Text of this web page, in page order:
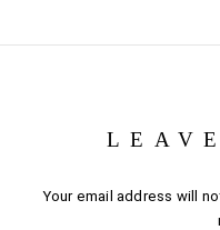
Your email address will